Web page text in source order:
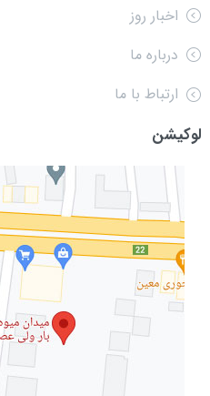
اخبار روز
درباره ما
ارتباط با ما
لوکیشن